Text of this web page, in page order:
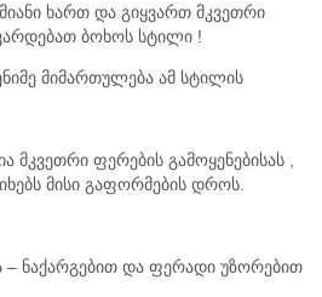
ხართ და გიყვართ მკვეთრი
ბოხოს სტილი !
მიმართულება ამ სტილის
ფერების გამოყენებისას ,
მისი გაფორმების დროს.
ნაქარგებით და ფერადი უზორებით